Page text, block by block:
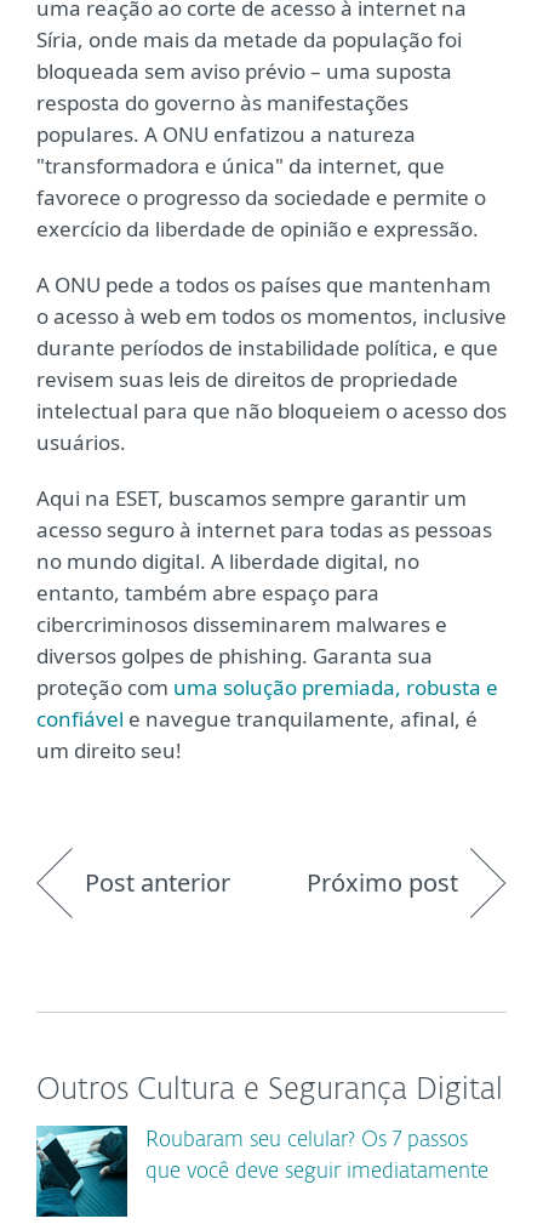
uma reação ao corte de acesso à internet na
Síria, onde mais da metade da população foi
bloqueada sem aviso prévio – uma suposta
resposta do governo às manifestações
populares. A ONU enfatizou a natureza
"transformadora e única" da internet, que
favorece o progresso da sociedade e permite o
exercício da liberdade de opinião e expressão.
A ONU pede a todos os países que mantenham
o acesso à web em todos os momentos, inclusive
durante períodos de instabilidade política, e que
revisem suas leis de direitos de propriedade
intelectual para que não bloqueiem o acesso dos
usuários.
Aqui na ESET, buscamos sempre garantir um
acesso seguro à internet para todas as pessoas
no mundo digital. A liberdade digital, no
entanto, também abre espaço para
cibercriminosos disseminarem malwares e
diversos golpes de phishing. Garanta sua
proteção com uma solução premiada, robusta e
confiável e navegue tranquilamente, afinal, é
um direito seu!
Post anterior Próximo post
Outros Cultura e Segurança Digital
Roubaram seu celular? Os 7 passos
que você deve seguir imediatamente